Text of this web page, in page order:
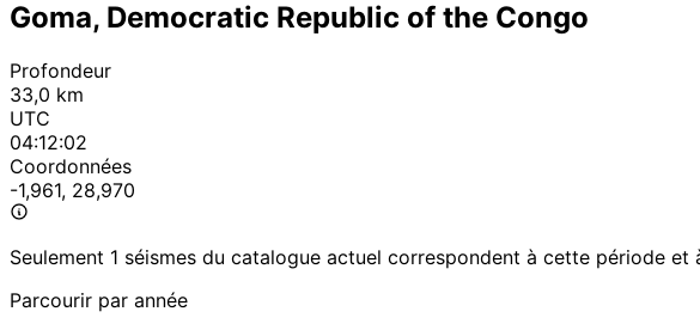
Goma, Democratic Republic of the Congo
Profondeur
33,0 km
UTC
04:12:02
Coordonnées
-1,961, 28,970
Seulement 1 séismes du catalogue actuel correspondent à cette période et
Parcourir par année